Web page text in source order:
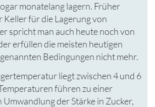
monatelang lagern. Früher
Keller für die Lagerung von
spricht man auch heute noch von
erfüllen die meisten heutigen
Bedingungen nicht mehr.
liegt zwischen 4 und 6
führen zu einer
der Stärke in Zucker,